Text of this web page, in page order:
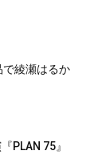
綾瀬はるか
PLAN 75』